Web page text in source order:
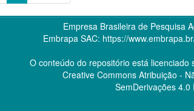
Empresa Brasileira de Pesquisa
Embrapa SAC: https://
O conteúdo do repositório está licenciado
Creative CommonsAtribuição -
SemDerivações 4.0